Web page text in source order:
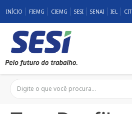
INÍCIO FIEMG CIEMG SESI SENAI IEL CIT